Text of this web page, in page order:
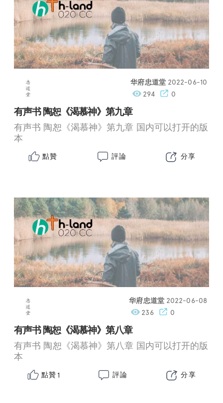
华府忠道堂2022-06-10
294
0
有声书 陶恕《渴慕神》第九章
有声书 陶恕《渴慕神》第九章 国内可以打开的版
本
點贊 評論 分享
华府忠道堂2022-06-08
236
0
有声书 陶恕《渴慕神》第八章
有声书 陶恕《渴慕神》第八章 国内可以打开的版
本
點贊 1 評論 分享